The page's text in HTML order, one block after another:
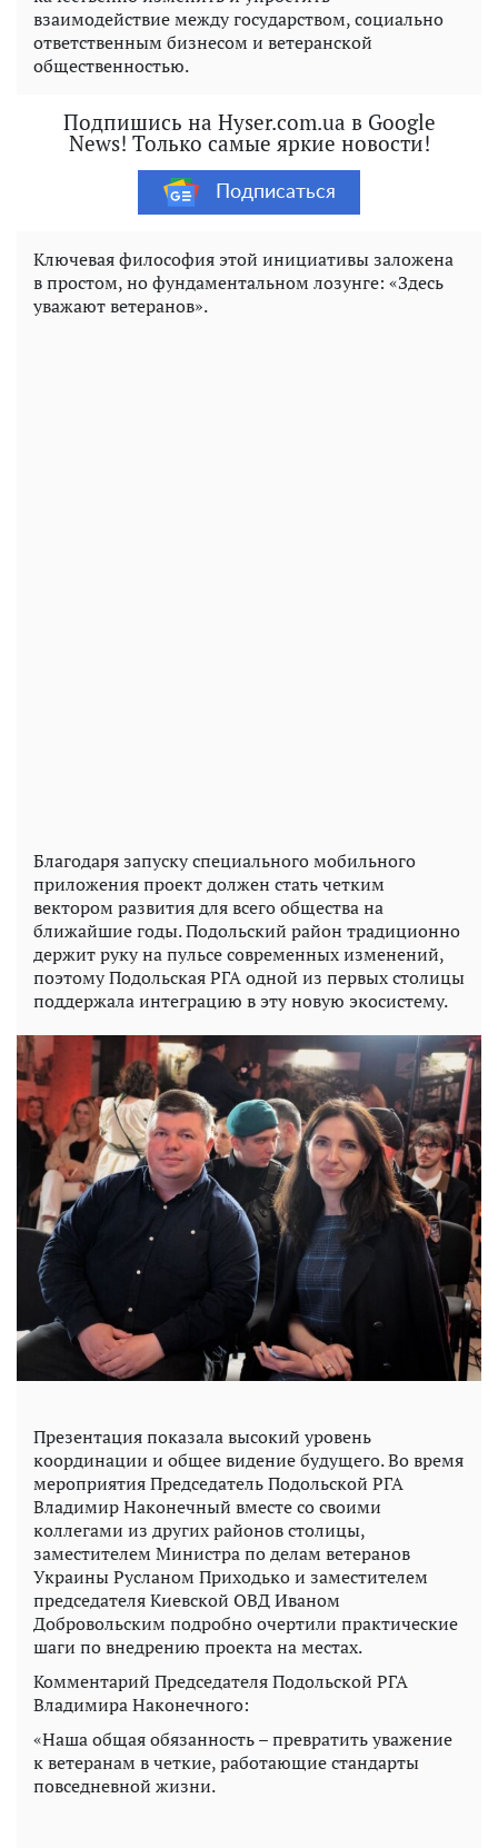
взаимодействие между государством, социально
ответственным бизнесом и ветеранской
общественностью.
Подпишись на Hyser.com.ua в Google
News! Только самые яркие новости!
Подписаться
Ключевая философия этой инициативы заложена
в простом, но фундаментальном лозунге: «Здесь
уважают ветеранов».
Благодаря запуску специального мобильного
приложения проект должен стать четким
вектором развития для всего общества на
ближайшие годы. Подольский район традиционно
держит руку на пульсе современных изменений,
поэтому Подольская РГА одной из первых столицы
поддержала интеграцию в эту новую экосистему.
Презентация показала высокий уровень
координации и общее видение будущего. Во время
мероприятия Председатель Подольской РГА
Владимир Наконечный вместе со своими
коллегами из других районов столицы,
заместителем Министра по делам ветеранов
Украины Русланом Приходько и заместителем
председателя Киевской ОВД Иваном
Добровольским подробно очертили практические
шаги по внедрению проекта на местах.
Комментарий Председателя Подольской РГА
Владимира Наконечного:
«Наша общая обязанность – превратить уважение
к ветеранам в четкие, работающие стандарты
повседневной жизни.